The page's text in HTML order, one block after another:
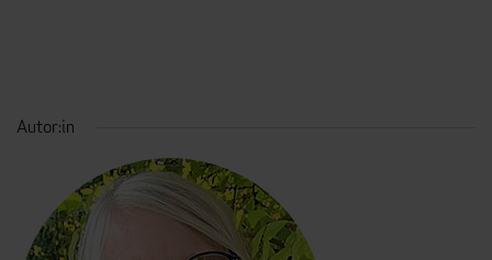
Autor:in